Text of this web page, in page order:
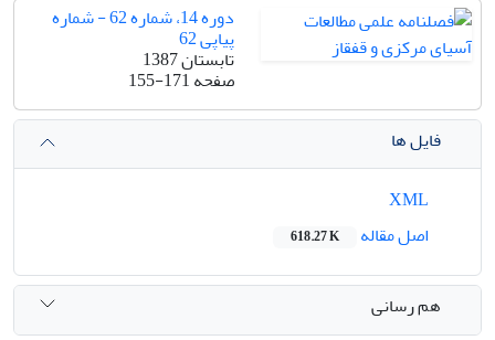
دوره 14، شماره 62 - شماره
پیاپی 62
تابستان 1387
صفحه155-171
فایل ها
اصل مقاله
618.27 K
هم رسانی